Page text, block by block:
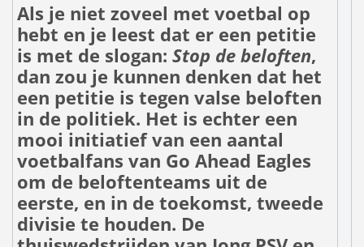
Als je niet zoveel met voetbal op
hebt en je leest dat er een petitie
is met de slogan: Stop de beloften,
dan zou je kunnen denken dat het
een petitie is tegen valse beloften
in de politiek. Het is echter een
mooi initiatief van een aantal
voetbalfans van Go Ahead Eagles
om de beloftenteams uit de
eerste, en in de toekomst, tweede
divisie te houden. De